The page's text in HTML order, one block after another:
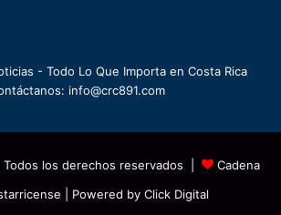
- Todo Lo Que Importa en Costa Rica
info@crc891.com
los derechos reservados |
Cadena
| Powered by Click Digital